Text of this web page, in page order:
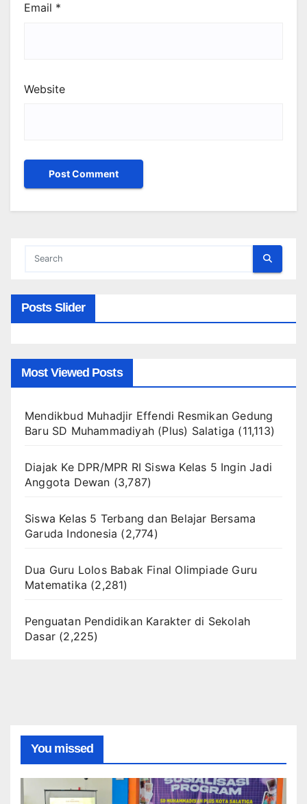
Email *
Website
Posts Slider
Most Viewed Posts
Mendikbud Muhadjir Effendi Resmikan Gedung
Baru SD Muhammadiyah (Plus) Salatiga (11,113)
Diajak Ke DPR/MPR RI Siswa Kelas 5 Ingin Jadi
Anggota Dewan (3,787)
Siswa Kelas 5 Terbang dan Belajar Bersama
Garuda Indonesia (2,774)
Dua Guru Lolos Babak Final Olimpiade Guru
Matematika (2,281)
Penguatan Pendidikan Karakter di Sekolah
Dasar (2,225)
You missed